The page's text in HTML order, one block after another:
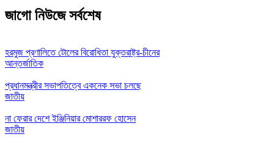
জাগো নিউজে সর্বশেষ
হরমুজ প্রণালিতে টোলের বিরোধিতা যুক্তরাষ্ট্র-চীনের
আন্তর্জাতিক
প্রধানমন্ত্রীর সভাপতিত্বে একনেক সভা চলছে
জাতীয়
না ফেরার দেশে ইঞ্জিনিয়ার মোশাররফ হোসেন
জাতীয়